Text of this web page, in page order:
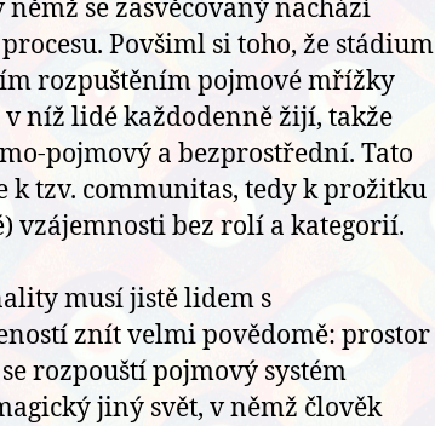
němž se zasvěcovaný nachází
Povšiml si toho, že stádium
rozpuštěním pojmové mřížky
v níž lidé každodenně žijí, takže
pojmový a bezprostřední. Tato
k tzv. communitas, tedy k prožitku
vzájemnosti bez rolí a kategorií.
musí jistě lidem s
znít velmi povědomě: prostor
rozpouští pojmový systém
jiný svět, v němž člověk